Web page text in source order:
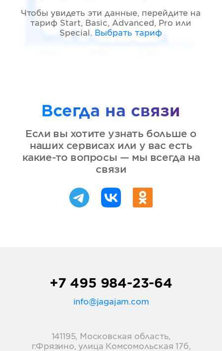
Чтобы увидеть эти данные, перейдите на
тариф Start, Basic, Advanced, Pro или
Special . Выбрать тариф
Всегда на связи
Если вы хотите узнать больше о
наших сервисах или у вас есть
какие-то вопросы — мы всегда на
связи
+7 495 984-23-64
info@jagajam.com
141195, Московская область,
г.Фрязино, улица Комсомольская 17б,